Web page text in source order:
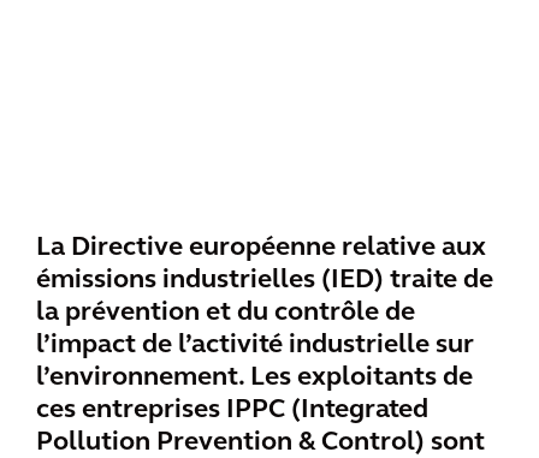
La Directive européenne relative aux
émissions industrielles (IED) traite de
la prévention et du contrôle de
l’impact de l’activité industrielle sur
l’environnement. Les exploitants de
ces entreprises IPPC (Integrated
Pollution Prevention & Control) sont